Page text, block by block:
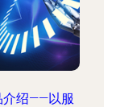
介绍——以服